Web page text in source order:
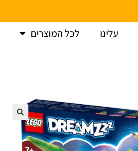
עלינו לכל המוצרים